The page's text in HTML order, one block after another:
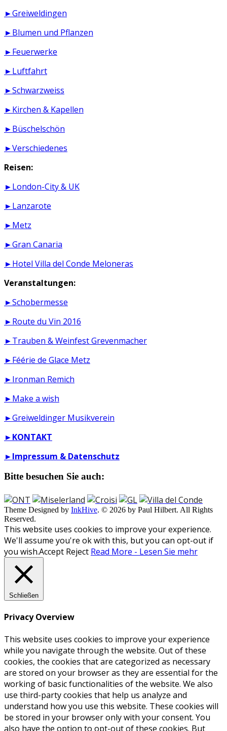
►Greiweldingen
►Blumen und Pflanzen
►Feuerwerke
►Luftfahrt
►Schwarzweiss
►Kirchen & Kapellen
►Büschelschön
►Verschiedenes
Reisen:
►London-City & UK
►Lanzarote
►Metz
►Gran Canaria
►Hotel Villa del Conde Meloneras
Veranstaltungen:
►Schobermesse
►Route du Vin 2016
►Trauben & Weinfest Grevenmacher
►Féérie de Glace Metz
►Ironman Remich
►Make a wish
►Greiweldinger Musikverein
►KONTAKT
►Impressum & Datenschutz
Bitte besuchen Sie auch:
Theme Designed by InkHive. © 2026 by Paul Hilbert. All Rights
Reserved.
This website uses cookies to improve your experience.
We'll assume you're ok with this, but you can opt-out if
you wish.Accept Reject Read More - Lesen Sie mehr
Schließen
Privacy Overview
This website uses cookies to improve your experience
while you navigate through the website. Out of these
cookies, the cookies that are categorized as necessary
are stored on your browser as they are essential for the
working of basic functionalities of the website. We also
use third-party cookies that help us analyze and
understand how you use this website. These cookies will
be stored in your browser only with your consent. You
also have the option to opt-out of these cookies. But